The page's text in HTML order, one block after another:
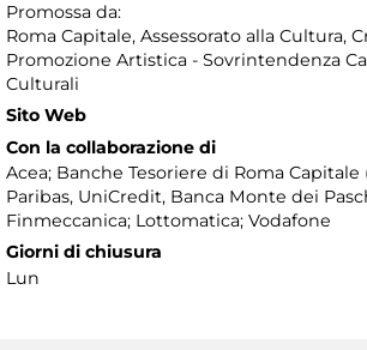
Promossa da:
Roma Capitale, Assessorato alla Cultura,
Promozione Artistica - Sovrintendenza
Culturali
Sito Web
Con la collaborazione di
Acea; Banche Tesoriere di Roma
Paribas, UniCredit, Banca Monte dei
Finmeccanica; Lottomatica; Vodafone
Giorni di chiusura
Lun